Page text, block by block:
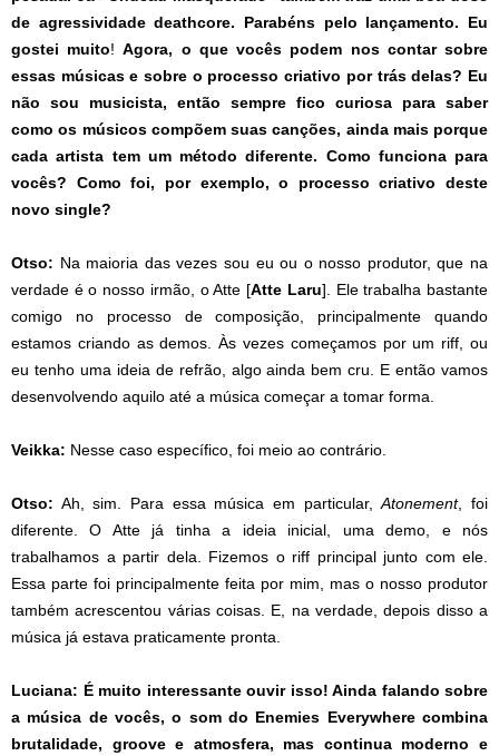
de agressividade deathcore. Parabéns pelo lançamento. Eu
gostei muito!Agora, o que vocês podem nos contar sobre
essas músicas e sobre o processo criativo por trás delas? Eu
não sou musicista, então sempre fico curiosa para saber
como os músicos compõem suas canções, ainda mais porque
cada artista tem um método diferente. Como funciona para
vocês? Como foi, por exemplo, o processo criativo deste
novo single?
Otso: Na maioria das vezes sou eu ou o nosso produtor, que na
verdade é o nosso irmão, o Atte [Atte Laru]. Ele trabalha bastante
comigo no processo de composição, principalmente quando
estamos criando as demos. Às vezes começamos por um riff, ou
eu tenho uma ideia de refrão, algo ainda bem cru. E então vamos
desenvolvendo aquilo até a música começar a tomar forma.
Veikka: Nesse caso específico, foi meio ao contrário.
Otso: Ah, sim. Para essa música em particular,Atonement, foi
diferente. O Atte já tinha a ideia inicial, uma demo, e nós
trabalhamos a partir dela. Fizemos o riff principal junto com ele.
Essa parte foi principalmente feita por mim, mas o nosso produtor
também acrescentou várias coisas. E, na verdade, depois disso a
música já estava praticamente pronta.
Luciana: É muito interessante ouvir isso! Ainda falando sobre
a música de vocês, o som do Enemies Everywhere combina
brutalidade, groove e atmosfera, mas continua moderno e